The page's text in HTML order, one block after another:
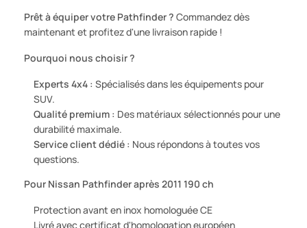
Prêt à équiper votre Pathfinder ? Commandez dès
maintenant et profitez d'une livraison rapide !
Pourquoi nous choisir ?
Experts 4x4 : Spécialisés dans les équipements pour
SUV.
Qualité premium : Des matériaux sélectionnés pour une
durabilité maximale.
Service client dédié : Nous répondons à toutes vos
questions.
Pour Nissan Pathfinder après 2011 190 ch
Protection avant en inox homologuée CE
Livré avec certificat d'homologation européen